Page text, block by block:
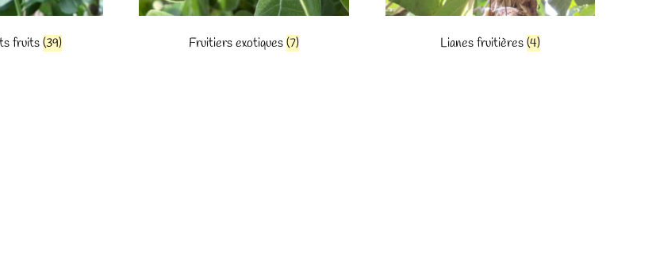
fruits(39) Fruitiers exotiques(7) Lianes fruitières(4)